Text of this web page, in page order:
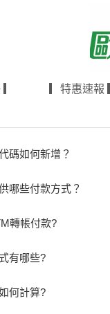
▎特惠速報 ▎
碼如何新增？
哪些付款方式？
轉帳付款?
有哪些?
何計算?